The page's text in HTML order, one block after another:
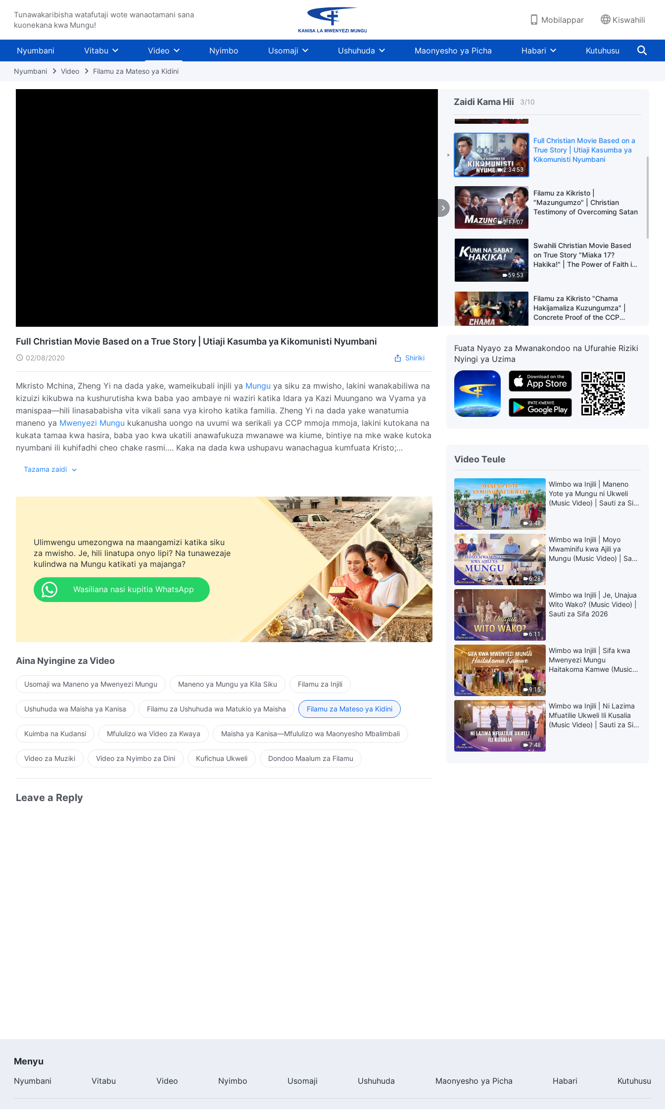
Tunawakaribisha watafutaji wote wanaotamani sana
kuonekana kwa Mungu!
Mobilappar Kiswahili
Nyumbani Vitabu Video Nyimbo Usomaji Ushuhuda Maonyesho ya Picha Habari Kutuhusu
Nyumbani Video Filamu za Mateso ya Kidini
Zaidi Kama Hii 3/10
Yangu, Hadithi Yetu” God's Word
Is the Power of Our Life
1:46:38
28 Years of Persecution by the
CCP
2:34:53
Full Christian Movie Based on a
True Story | Utiaji Kasumba ya
Kikomunisti Nyumbani
2:17:07
Filamu za Kikristo |
"Mazungumzo" | Christian
Testimony of Overcoming Satan
59:53
Swahili Christian Movie Based
on True Story "Miaka 17?
Hakika!" | The Power of Faith in
51:01
Filamu za Kikristo "Chama
Hakijamaliza Kuzungumza" |
Concrete Proof of the CCP
1:07:32
Video ya Injili | "Kutoka Kinywani
Fursa ya Pili Katika Maisha
Video ya Kiswahili ya Ushuhuda
wa Kikristo "Mungu Ndiye
1:27:10
52:04
Swahili Christian Testimony
Video "Katikati ya Majira ya
Baridi"
Full Christian Movie Based on a True Story | Utiaji Kasumba ya Kikomunisti Nyumbani
02/08/2020 Shiriki
Mkristo Mchina, Zheng Yi na dada yake, wameikubali injili ya Mungu ya siku za mwisho, lakini wanakabiliwa na
kizuizi kikubwa na kushurutisha kwa baba yao ambaye ni waziri katika Idara ya Kazi Muungano wa Vyama ya
manispaa—hili linasababisha vita vikali sana vya kiroho katika familia. Zheng Yi na dada yake wanatumia
maneno ya Mwenyezi Mungu kukanusha uongo na uvumi wa serikali ya CCP mmoja mmoja, lakini kutokana na
kukata tamaa kwa hasira, baba yao kwa ukatili anawafukuza mwanawe wa kiume, bintiye na mke wake kutoka
nyumbani ili kuhifadhi cheo chake rasmi…. Kaka na dada kwa ushupavu wanachagua kumfuata Kristo;
Tazama zaidi
Ulimwengu umezongwa na maangamizi katika siku
za mwisho. Je, hili linatupa onyo lipi? Na tunawezaje
kulindwa na Mungu katikati ya majanga?
Wasiliana nasi kupitia WhatsApp
Aina Nyingine za Video
Usomaji wa Maneno ya Mwenyezi Mungu Maneno ya Mungu ya Kila Siku Filamu za Injili
Ushuhuda wa Maisha ya Kanisa Filamu za Ushuhuda wa Matukio ya Maisha Filamu za Mateso ya Kidini
Kuimba na Kudansi Mfululizo wa Video za Kwaya Maisha ya Kanisa—Mfululizo wa Maonyesho Mbalimbali
Video za Muziki Video za Nyimbo za Dini Kufichua Ukweli Dondoo Maalum za Filamu
Leave a Reply
Fuata Nyayo za Mwanakondoo na Ufurahie Riziki
Nyingi ya Uzima
Video Teule
3:48
Wimbo wa Injili | Maneno
Yote ya Mungu ni Ukweli
(Music Video) | Sauti za Sifa
6:28
Wimbo wa Injili | Moyo
Mwaminifu kwa Ajili ya
Mungu (Music Video) | Sauti
6:11
Wimbo wa Injili | Je, Unajua
Wito Wako? (Music Video) |
Sauti za Sifa 2026
9:15
Wimbo wa Injili | Sifa kwa
Mwenyezi Mungu
Haitakoma Kamwe (Music
7:48
Wimbo wa Injili | Ni Lazima
Mfuatilie Ukweli Ili Kusalia
(Music Video) | Sauti za Sifa
Menyu
Nyumbani Vitabu Video Nyimbo Usomaji Ushuhuda Maonyesho ya Picha Habari Kutuhusu